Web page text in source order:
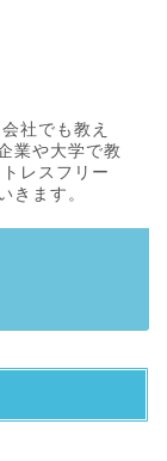
社でも教え
業や大学で教
レスフリー
きます。